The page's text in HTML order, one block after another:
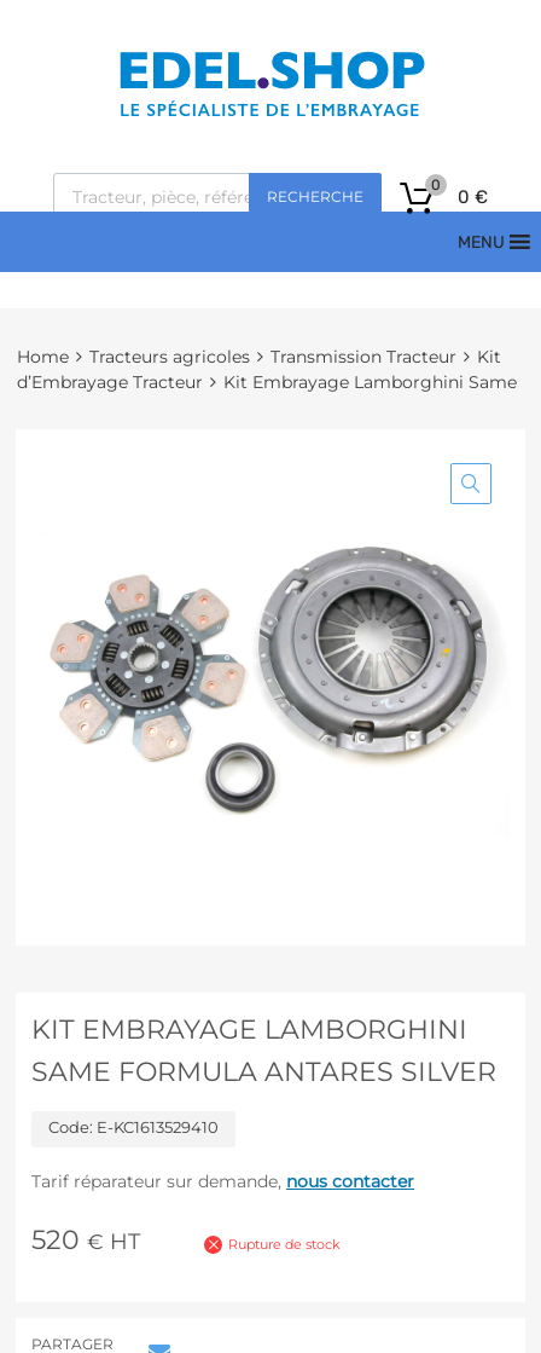
RECHERCHE 0 €
0
MENU
Home Tracteurs agricoles Transmission Tracteur
Kit
d’Embrayage Tracteur
Kit Embrayage Lamborghini Same
KIT EMBRAYAGE LAMBORGHINI
SAME FORMULA ANTARES SILVER
Code: E-KC1613529410
Tarif réparateur sur demande, nous contacter
520 € HT Rupture de stock
PARTAGER